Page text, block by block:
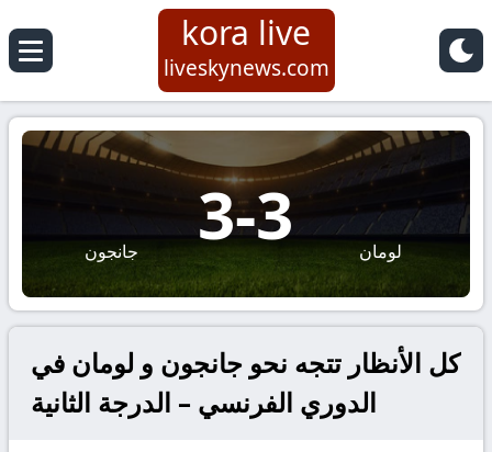
kora live
liveskynews.com
جانجون 3-3 لومان
كل الأنظار تتجه نحو جانجون و لومان في
الدوري الفرنسي – الدرجة الثانية